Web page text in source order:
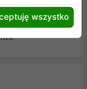
wszystko